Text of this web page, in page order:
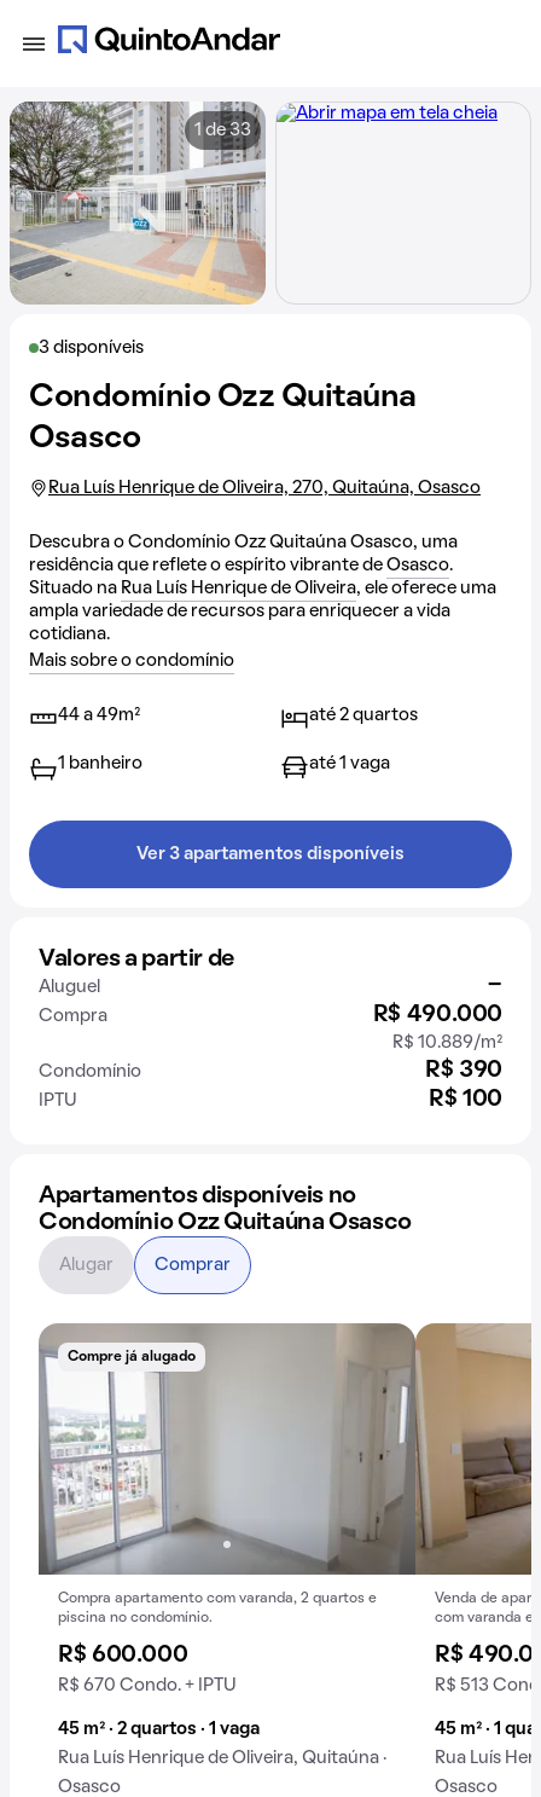
3 disponíveis
Condomínio Ozz Quitaúna
Osasco
Rua Luís Henrique de Oliveira, 270, Quitaúna, Osasco
Descubra o Condomínio Ozz Quitaúna Osasco, uma
residência que reflete o espírito vibrante de Osasco.
Situado na Rua Luís Henrique de Oliveira, ele oferece uma
ampla variedade de recursos para enriquecer a vida
cotidiana.
Mais sobre o condomínio
44 a 49m² até 2 quartos
1 banheiro até 1 vaga
Ver 3 apartamentos disponíveis
Valores a partir de
Aluguel -
Compra R$ 490.000
R$ 10.889/m²
Condomínio
R$ 390
IPTU R$ 100
1 de 33
Apartamentos disponíveis no
Condomínio Ozz Quitaúna Osasco
Compre já alugado
Compra apartamento com varanda, 2 quartos e
piscina no condomínio.
R$ 600.000
R$ 670 Condo. + IPTU
45 m² · 2 quartos · 1 vaga
Rua Luís Henrique de Oliveira, Quitaúna ·
Osasco
Venda de
com varanda e
R$
R$ 513
45 m² · 1
Rua Luís
Osasco
Alugar Comprar